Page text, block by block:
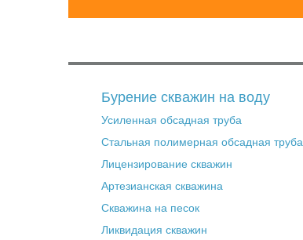
Бурение скважин на воду
Усиленная обсадная труба
Стальная полимерная обсадная труба
Лицензирование скважин
Артезианская скважина
Скважина на песок
Ликвидация скважин